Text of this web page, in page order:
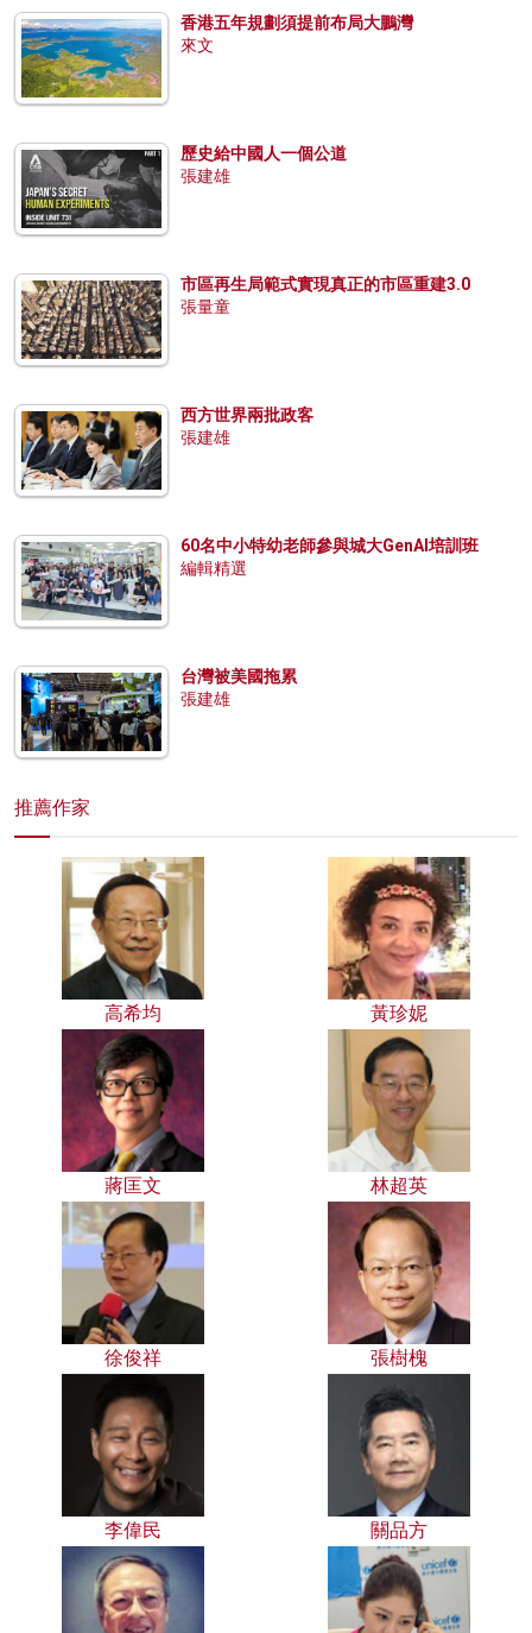
香港五年規劃須提前布局大鵬灣
來文
歷史給中國人一個公道
張建雄
市區再生局範式實現真正的市區重建3.0
張量童
西方世界兩批政客
張建雄
60名中小特幼老師參與城大GenAI培訓班
編輯精選
台灣被美國拖累
張建雄
推薦作家
高希均 黃珍妮
蔣匡文 林超英
徐俊祥 張樹槐
李偉民 關品方